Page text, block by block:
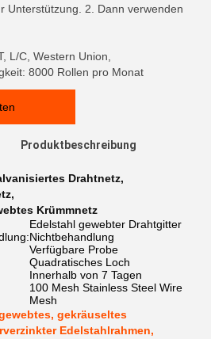
Unterstützung. 2. Dann verwenden
L/C, Western Union,
8000 Rollen pro Monat
Produktbeschreibung
Drahtnetz,
,
Krümmnetz
Edelstahl gewebter Drahtgitter
Nichtbehandlung
Verfügbare Probe
Quadratisches Loch
Innerhalb von 7 Tagen
100 Mesh Stainless Steel Wire
Mesh
gekräuseltes
Edelstahlrahmen,